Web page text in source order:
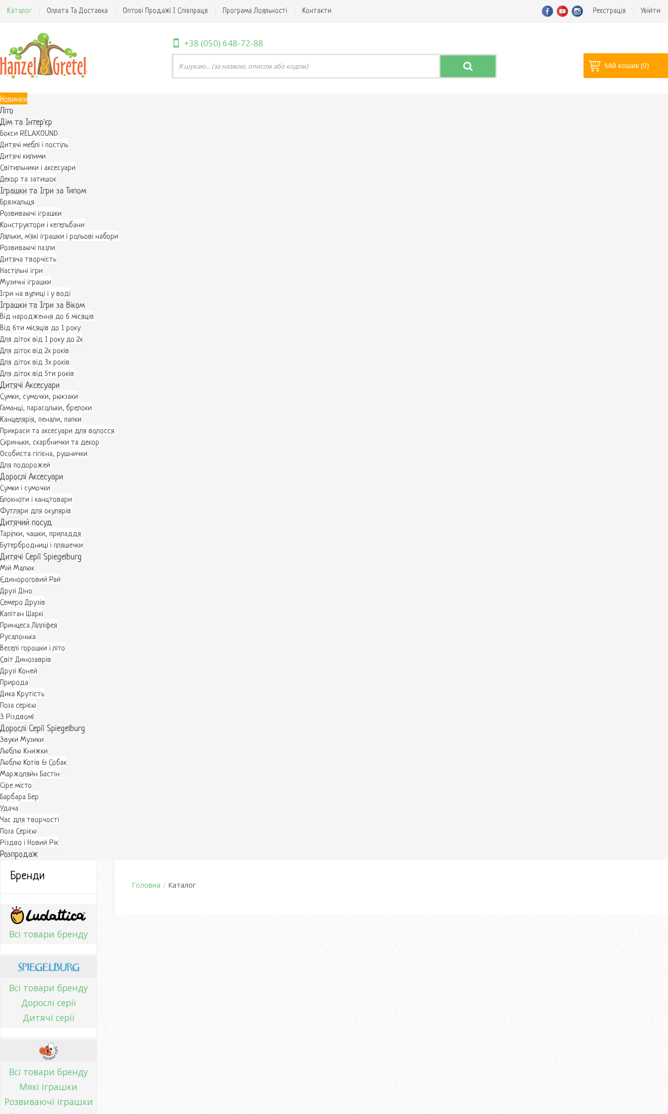
Каталог Оплата Та Доставка Оптові Продажі І Співпраця Програма Лояльності Контакти Реєстрація Увійти
+38 (050) 648-72-88
Мій кошик(0)
Новинки
Літо
Дім та Інтер'єр
Бокси RELAXOUND
Дитячі меблі і постіль
Дитячі килими
Світильники і аксесуари
Декор та затишок
Іграшки та Ігри за Типом
Брязкальця
Розвиваючі іграшки
Конструктори і кегельбани
Ляльки, м'які іграшки і рольові набори
Розвиваючі пазли
Дитяча творчість
Настільні ігри
Музичні іграшки
Ігри на вулиці і у воді
Іграшки та Ігри за Віком
Від народження до 6 місяців
Від 6ти місяців до 1 року
Для діток від 1 року до 2х
Для діток від 2х років
Для діток від 3х років
Для діток від 5ти років
Дитячі Аксесуари
Сумки, сумочки, рюкзаки
Гаманці, парасольки, брелоки
Канцелярія, пенали, папки
Прикраси та аксесуари для волосся
Скриньки, скарбнички та декор
Особиста гігієна, рушнички
Для подорожей
Дорослі Аксесуари
Сумки і сумочки
Блокноти і канцтовари
Футляри для окулярів
Дитячий посуд
Тарілки, чашки, приладдя
Бутербродниці і пляшечки
Дитячі Серії Spiegelburg
Мій Малюк
Єдинороговий Рай
Друзі Діно
Семеро Друзів
Капітан Шаркі
Принцеса Лілліфея
Русалонька
Веселі горошки і літо
Світ Динозаврів
Друзі Коней
Природа
Дика Крутість
Поза серією
З Різдвом!
Дорослі Серії Spiegelburg
Звуки Музики
Люблю Книжки
Люблю Котів & Собак
Маржоляйн Бастін
Cіре місто
Барбара Бер
Удача
Час для творчості
Поза Серією
Різдво і Новий Рік
Розпродаж
Бренди
Всі товари бренду
Всі товари бренду
Дорослі серії
Дитячі серії
Всі товари бренду
Мякі іграшки
Розвиваючі іграшки
Головна / Каталог